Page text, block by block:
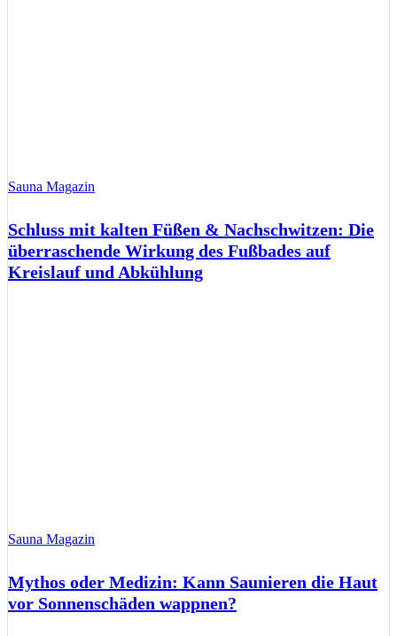
Sauna Magazin
Schluss mit kalten Füßen & Nachschwitzen: Die
überraschende Wirkung des Fußbades auf
Kreislauf und Abkühlung
Sauna Magazin
Mythos oder Medizin: Kann Saunieren die Haut
vor Sonnenschäden wappnen?